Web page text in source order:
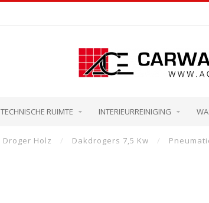
TECHNISCHE RUIMTE INTERIEURREINIGING
Droger Holz / Dakdrogers 7,5 Kw /